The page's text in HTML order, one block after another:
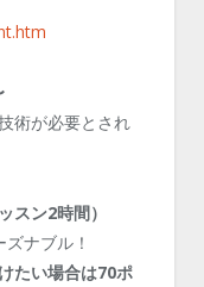
術が必要とされ
ン2時間）
ナブル！
たい場合は70ポ